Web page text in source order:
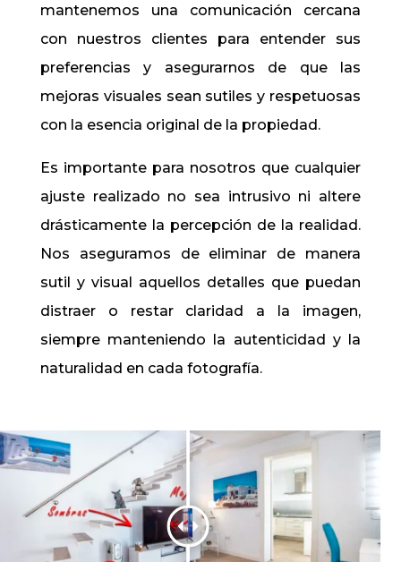
mantenemos una comunicación cercana
con nuestros clientes para entender sus
preferencias y asegurarnos de que las
mejoras visuales sean sutiles y respetuosas
con la esencia original de la propiedad.
Es importante para nosotros que cualquier
ajuste realizado no sea intrusivo ni altere
drásticamente la percepción de la realidad.
Nos aseguramos de eliminar de manera
sutil y visual aquellos detalles que puedan
distraer o restar claridad a la imagen,
siempre manteniendo la autenticidad y la
naturalidad en cada fotografía.